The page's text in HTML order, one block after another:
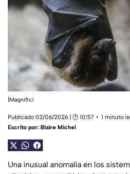
|Magnifici
Publicado 02/06/2026 | 🕑 10:57
1 minuto
Escrito por: Blaire Michel
Una inusual anomalía en los